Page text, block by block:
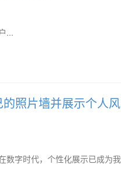
...
照片墙并展示个人风
数字时代，个性化展示已成为